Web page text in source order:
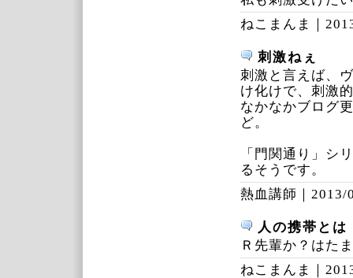
ねこまんま｜
刺激ねぇ
刺激と言えば、
け化けで、刺激
なかなかブログ
ど。
「門関通り」シ
るそうです。
熱血講師｜ 2013/
人の携帯とは
Ｒ先輩か？はた
ねこまんま｜